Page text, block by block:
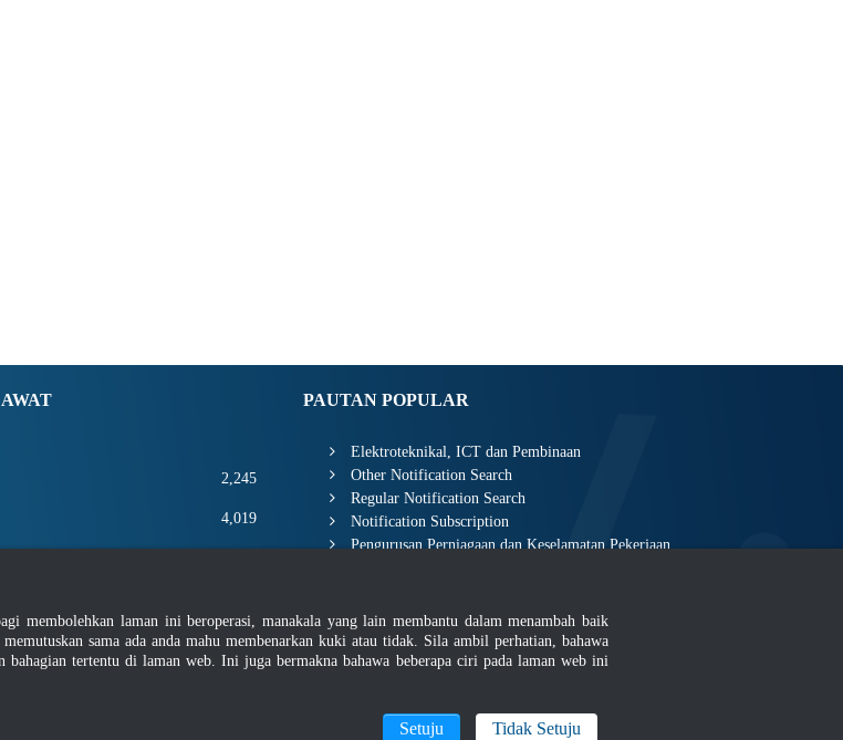
2,245
4,019
2,663,437
PAUTAN POPULAR
Elektroteknikal, ICT dan Pembinaan
Other Notification Search
Regular Notification Search
Notification Subscription
Pengurusan Perniagaan dan Keselamatan Pekerjaan
membolehkan laman ini beroperasi, manakala yang lain membantu dalam menambah baik
sama ada anda mahu membenarkan kuki atau tidak. Sila ambil perhatian, bahawa
bahagian tertentu di laman web. Ini juga bermakna bahawa beberapa ciri pada laman web ini
Setuju Tidak Setuju